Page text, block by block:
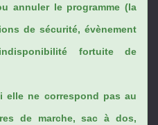
annuler le programme (la
de sécurité, évènement
fortuite de
elle ne correspond pas au
de marche, sac à dos,